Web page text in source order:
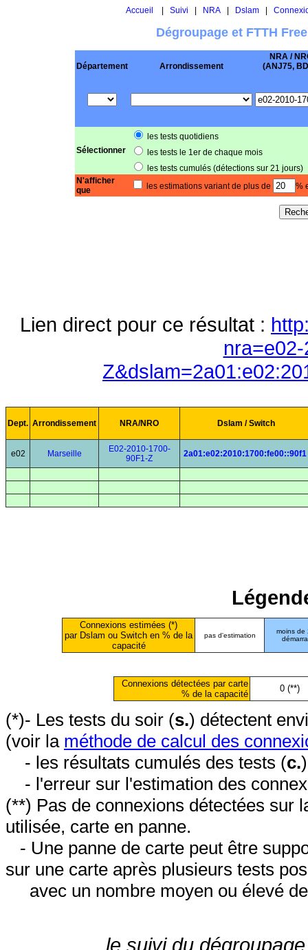
Accueil Suivi NRA| Dslam|
Dégroupage et FTTH
Département Arrondissement
NRA /
(ANJ75,
Sélectionner
les tests quotidiens
les tests le 1er de chaque mois
les tests cumulés (détections sur 21 jours)
N'afficher
que
les estimations variant de plus de %
Lien direct pour ce résultat :
Dept. Arrondissement NRA/NRO Dslam / Switch
e02 Marseille
E02-2010-1700-
90F1-Z
2a01:e02:2010:1700:fe00::90f1
Connexions estimées (*)
par Dslam ou Switch en % de la
capacité
pas d'estimation
moins de
Connexions détectées par carte
% de la capacité
0 (**)
(*)- Les tests du soir (s.) détectent
(voir la méthode de calcul des
- les résultats cumulés des tests (c.
- l'erreur sur l'estimation des
(**) Pas de connexions détectées sur
utilisée, carte en panne.
- Une panne de carte peut être
sur une carte après plusieurs tests
avec un nombre moyen ou élevé
le suivi du